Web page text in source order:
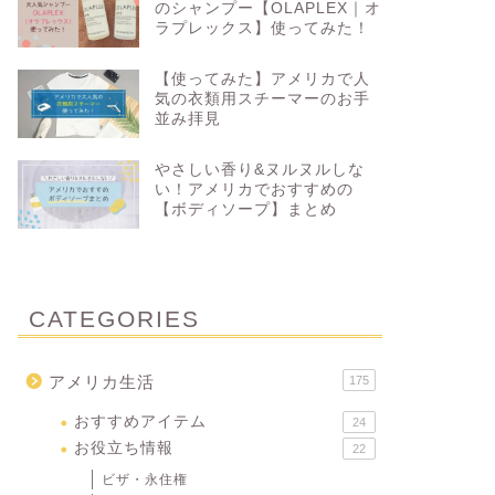
のシャンプー【OLAPLEX｜オ
ラプレックス】使ってみた！
【使ってみた】アメリカで人
気の衣類用スチーマーのお手
並み拝見
やさしい香り&ヌルヌルしな
い！アメリカでおすすめの
【ボディソープ】まとめ
CATEGORIES
アメリカ生活 175
おすすめアイテム 24
お役立ち情報 22
ビザ・永住権